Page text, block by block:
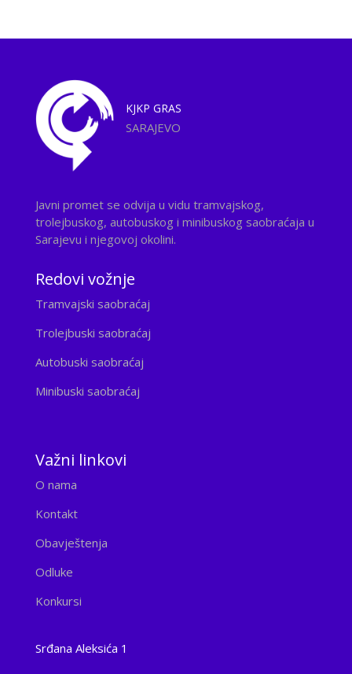
KJKP GRAS
SARAJEVO
Javni promet se odvija u vidu tramvajskog,
trolejbuskog, autobuskog i minibuskog saobraćaja u
Sarajevu i njegovoj okolini.
Redovi vožnje
Tramvajski saobraćaj
Trolejbuski saobraćaj
Autobuski saobraćaj
Minibuski saobraćaj
Važni linkovi
O nama
Kontakt
Obavještenja
Odluke
Konkursi
Srđana Aleksića 1